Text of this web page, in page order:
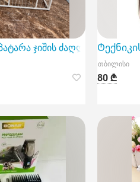
Kemei მოდელის
ჯიშის ძაღლებისთვის
თბილისი
80 ₾